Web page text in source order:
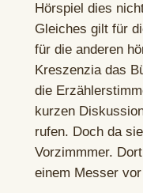
Hörspiel dies
Gleiches gilt für
für die anderen
Kreszenzia das
die
kurzen
rufen. Doch da
Vorzimmmer.
einem Messer